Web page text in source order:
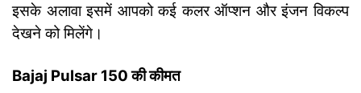
इसके अलावा इसमें आपको कई कलर ऑप्शन और इंजन विकल्प
देखने को मिलेंगे।
Bajaj Pulsar 150 की कीमत